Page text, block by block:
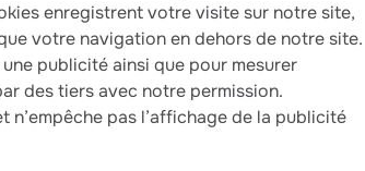
enregistrent votre visite sur notre site,
votre navigation en dehors de notre site.
publicité ainsi que pour mesurer
des tiers avec notre permission.
n’empêche pas l’affichage de la publicité